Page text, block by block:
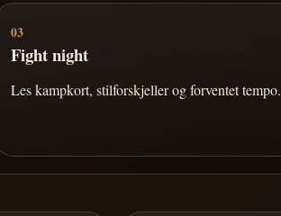
03
Fight night
Les kampkort, stilforskjeller og forventet tempo.